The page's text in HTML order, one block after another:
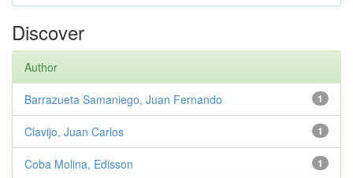
Discover
Author
1
Barrazueta Samaniego, Juan Fernando
1
Clavijo, Juan Carlos
1
Coba Molina, Edisson